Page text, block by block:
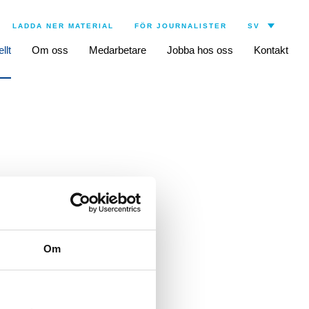
Om
LADDA NER MATERIAL FÖR JOURNALISTER
Om oss Medarbetare Jobba hos oss Kontakt
nytta och används
inom
samt Astellas